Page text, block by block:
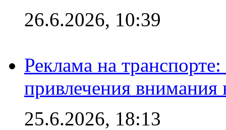
26.6.2026, 10:39
Реклама на
привлечения внимания
25.6.2026, 18:13